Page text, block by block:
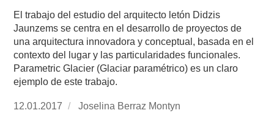
El trabajo del estudio del arquitecto letón Didzis
Jaunzems se centra en el desarrollo de proyectos de
una arquitectura innovadora y conceptual, basada en el
contexto del lugar y las particularidades funcionales.
Parametric Glacier (Glaciar paramétrico) es un claro
ejemplo de este trabajo.
Publicado
12.01.2017
https://www.experimenta.es/author/joselina-
Joselina Berraz Montyn